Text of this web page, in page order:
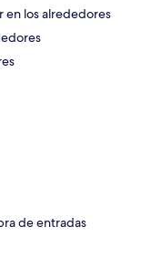
en los alrededores
de entradas